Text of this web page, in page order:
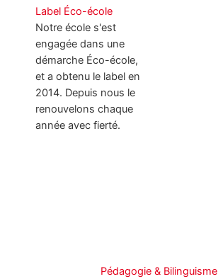
Label Éco-école
Notre école s'est
engagée dans une
démarche Éco-école,
et a obtenu le label en
2014. Depuis nous le
renouvelons chaque
année avec fierté.
Pédagogie & Bilinguisme